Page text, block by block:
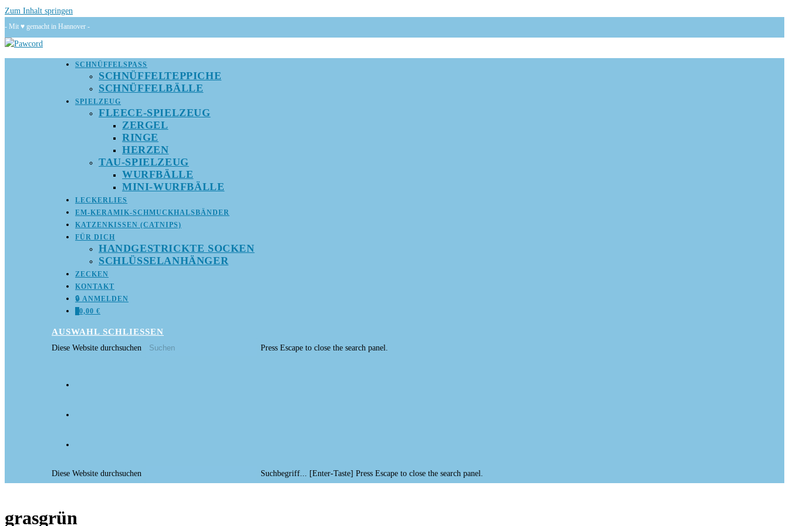
Zum Inhalt springen
- Mit ♥ gemacht in Hannover -
SCHNÜFFELSPASS
SCHNÜFFELTEPPICHE
SCHNÜFFELBÄLLE
SPIELZEUG
FLEECE-SPIELZEUG
ZERGEL
RINGE
HERZEN
TAU-SPIELZEUG
WURFBÄLLE
MINI-WURFBÄLLE
LECKERLIES
EM-KERAMIK-SCHMUCKHALSBÄNDER
KATZENKISSEN (CATNIPS)
FÜR DICH
HANDGESTRICKTE SOCKEN
SCHLÜSSELANHÄNGER
ZECKEN
KONTAKT
🔒 ANMELDEN
0,00 €
AUSWAHL SCHLIESSEN
Diese Website durchsuchen Press Escape to close the search panel.
Diese Website durchsuchen Suchbegriff... [Enter-Taste] Press Escape to close the search panel.
grasgrün